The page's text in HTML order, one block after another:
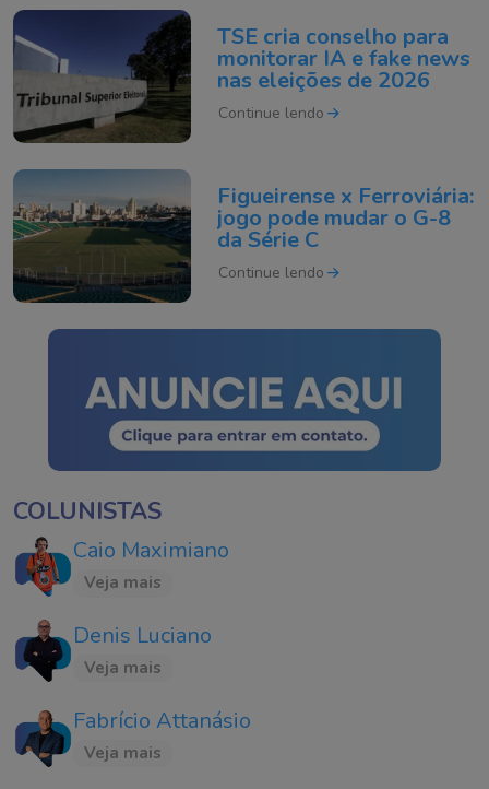
TSE cria conselho para
monitorar IA e fake news
nas eleições de 2026
Continue lendo
Figueirense x Ferroviária:
jogo pode mudar o G-8
da Série C
Continue lendo
COLUNISTAS
Caio Maximiano
Veja mais
Denis Luciano
Veja mais
Fabrício Attanásio
Veja mais